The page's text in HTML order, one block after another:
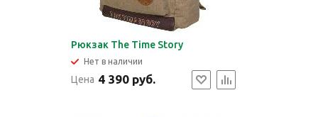
Рюкзак The Time Story
Нет в наличии
Цена 4 390 руб.